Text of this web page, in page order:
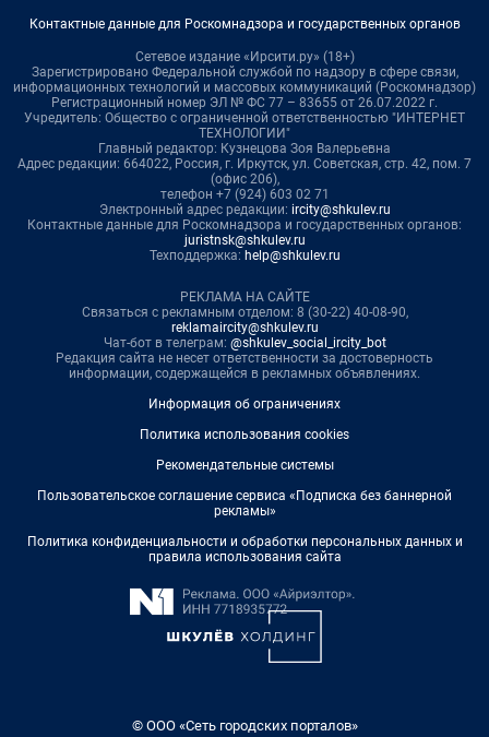
Контактные данные для Роскомнадзора и государственных органов
Сетевое издание «Ирсити.ру» (18+)
Зарегистрировано Федеральной службой по надзору в сфере связи,
информационных технологий и массовых коммуникаций (Роскомнадзор)
Регистрационный номер ЭЛ № ФС 77 – 83655 от 26.07.2022 г.
Учредитель: Общество с ограниченной ответственностью "ИНТЕРНЕТ
ТЕХНОЛОГИИ"
Главный редактор: Кузнецова Зоя Валерьевна
Адрес редакции: 664022, Россия, г. Иркутск, ул. Советская, стр. 42, пом. 7
(офис 206),
телефон +7 (924) 603 02 71
Электронный адрес редакции: ircity@shkulev.ru
Контактные данные для Роскомнадзора и государственных органов:
juristnsk@shkulev.ru
Техподдержка: help@shkulev.ru
РЕКЛАМА НА САЙТЕ
Связаться с рекламным отделом: 8 (30-22) 40-08-90,
reklamaircity@shkulev.ru
Чат-бот в телеграм: @shkulev_social_ircity_bot
Редакция сайта не несет ответственности за достоверность
информации, содержащейся в рекламных объявлениях.
Информация об ограничениях
Политика использования cookies
Рекомендательные системы
Пользовательское соглашение сервиса «Подписка без баннерной
рекламы»
Политика конфиденциальности и обработки персональных данных и
правила использования сайта
© ООО «Сеть городских порталов»